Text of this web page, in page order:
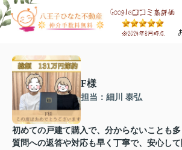
F様
担当：細川 泰弘
初めての戸建て購入で、分からないことも
質問への返答や対応も早く丁寧で、安心し